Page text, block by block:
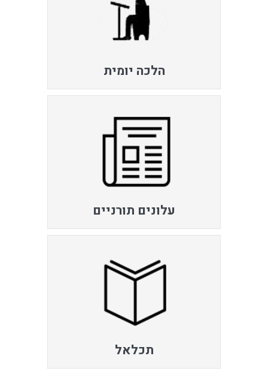
הלכה יומית
עלונים תורניים
תכלאל